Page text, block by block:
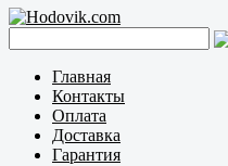
Главная
Контакты
Оплата
Доставка
Гарантия